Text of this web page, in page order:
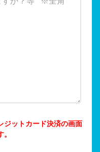
ジットカード決済の画面